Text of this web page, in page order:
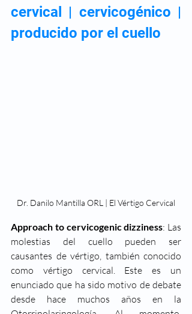
cervical | cervicogénico |
producido por el cuello
Dr. Danilo Mantilla ORL | El Vértigo Cervical
Approach to cervicogenic dizziness: Las
molestias del cuello pueden ser
causantes de vértigo, también conocido
como vértigo cervical. Este es un
enunciado que ha sido motivo de debate
desde hace muchos años en la